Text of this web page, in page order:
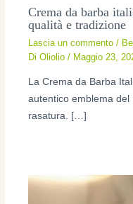
Crema da barba
qualità e tradizione
Lascia un commento /
Di Oliolio/ Maggio 23,
La Crema da Barba
autentico emblema
rasatura. […]